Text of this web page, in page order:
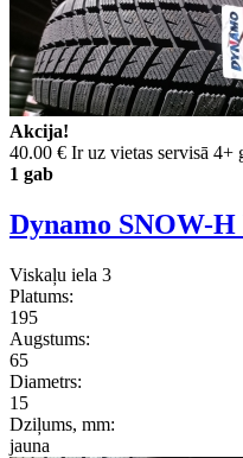
Akcija!
40.00 € Ir uz vietas servisā 4+
1 gab
Dynamo SNOW-
Viskaļu iela 3
Platums:
195
Augstums:
65
Diametrs:
15
Dziļums, mm:
jauna